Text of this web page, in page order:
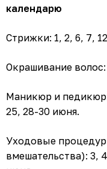
календарю
Стрижки: 1, 2, 6, 7,
Окрашивание волос:
Маникюр и
25, 28-30 июня.
Уходовые
вмешательства): 3,